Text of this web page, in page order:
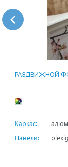
РАЗДВИЖНОЙ
Каркас:
Панели: